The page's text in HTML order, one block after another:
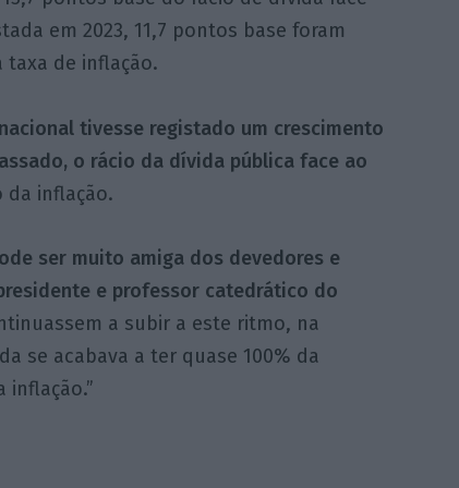
em 2023, 11,7 pontos base foram
de inflação.
tivesse registado um crescimento
o rácio da dívida pública face ao
da inflação.
ser muito amiga dos devedores e
e professor catedrático do
a subir a este ritmo, na
se acabava a ter quase 100% da
inflação.”